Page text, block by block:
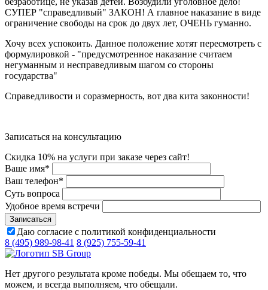
СУПЕР "справедливый" ЗАКОН! А главное наказание в виде
ограничение свободы на срок до двух лет, ОЧЕНЬ гуманно.
Хочу всех успокоить. Данное положение хотят пересмотреть с
формулировкой - "предусмотренное наказание считаем
негуманным и несправедливым шагом со стороны
государства"
Справедливости и соразмерность, вот два кита законности!
Записаться на консультацию
Скидка 10% на услуги при заказе через сайт!
Ваше имя*
Ваш телефон*
Суть вопроса
Удобное время встречи
Даю согласие с политикой конфиденциальности
8 (495) 989-98-41 8 (925) 755-59-41
Нет другого результата кроме победы. Мы обещаем то, что
можем, и всегда выполняем, что обещали.